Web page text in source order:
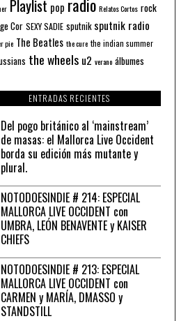
Playlist pop radio Relatos Cortos rock
Cor SEXY SADIE sputnik sputnik radio
pie The Beatles the cure the indian summer
the wheels u2 verano álbumes
ENTRADAS RECIENTES
Del pogo británico al ‘mainstream’
de masas: el Mallorca Live Occident
borda su edición más mutante y
plural.
NOTODOESINDIE # 214: ESPECIAL
MALLORCA LIVE OCCIDENT con
UMBRA, LEÓN BENAVENTE y KAISER
CHIEFS
NOTODOESINDIE # 213: ESPECIAL
MALLORCA LIVE OCCIDENT con
CARMEN y MARÍA, DMASSO y
STANDSTILL